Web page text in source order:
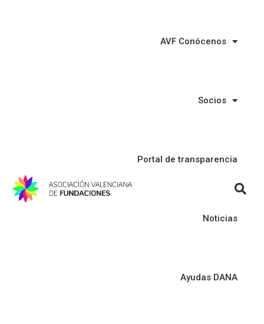
AVF Conócenos
Socios
Portal de transparencia
Noticias
Ayudas DANA